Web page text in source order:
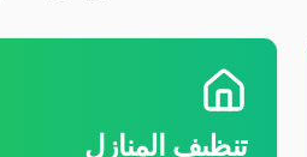
تنظيف المنازل